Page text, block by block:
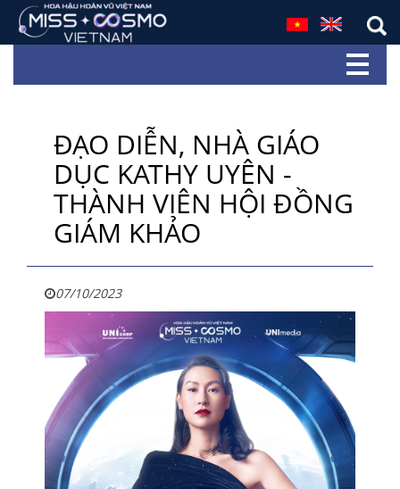
ĐẠO DIỄN, NHÀ GIÁO
DỤC KATHY UYÊN -
THÀNH VIÊN HỘI ĐỒNG
GIÁM KHẢO
07/10/2023